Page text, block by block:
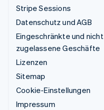
Stripe Sessions
Datenschutz und AGB
Eingeschränkte und nicht
zugelassene Geschäfte
Lizenzen
Sitemap
Cookie-Einstellungen
Impressum